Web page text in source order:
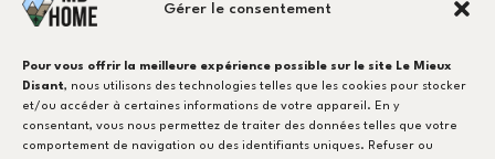
Gérer le consentement
Pour vous offrir la meilleure expérience possible sur le site Le Mieux
Disant, nous utilisons des technologies telles que les cookies pour stocker
et/ou accéder à certaines informations de votre appareil. En y
consentant, vous nous permettez de traiter des données telles que votre
comportement de navigation ou des identifiants uniques. Refuser ou
CONTACTEZ-NOUS !
NOTRE EXPERTISE